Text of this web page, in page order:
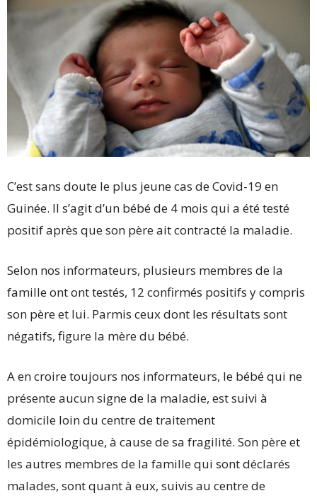
C’est sans doute le plus jeune cas de Covid-19 en
Guinée. Il s’agit d’un bébé de 4 mois qui a été testé
positif après que son père ait contracté la maladie.
Selon nos informateurs, plusieurs membres de la
famille ont ont testés, 12 confirmés positifs y compris
son père et lui. Parmis ceux dont les résultats sont
négatifs, figure la mère du bébé.
A en croire toujours nos informateurs, le bébé qui ne
présente aucun signe de la maladie, est suivi à
domicile loin du centre de traitement
épidémiologique, à cause de sa fragilité. Son père et
les autres membres de la famille qui sont déclarés
malades, sont quant à eux, suivis au centre de